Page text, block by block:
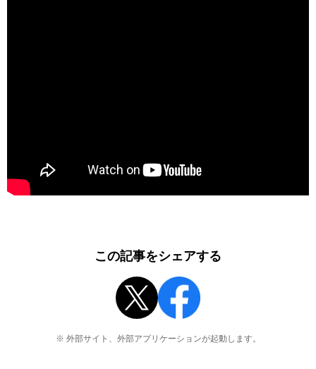
この記事をシェアする
※ 外部サイト、外部アプリケーションが起動します。